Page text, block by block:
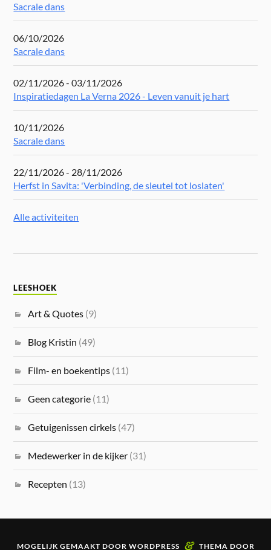
Sacrale dans
06/10/2026
Sacrale dans
02/11/2026 - 03/11/2026
Inspiratiedagen La Verna 2026 - Leven vanuit je hart
10/11/2026
Sacrale dans
22/11/2026 - 28/11/2026
Herfst in Savita: 'Verbinding, de sleutel tot loslaten'
Alle activiteiten
LEESHOEK
Art & Quotes (9)
Blog Kristin (49)
Film- en boekentips (11)
Geen categorie (11)
Getuigenissen cirkels (47)
Medewerker in de kijker (31)
Recepten (13)
MOGELIJK GEMAAKT DOOR WORDPRESS & THEMA DOOR